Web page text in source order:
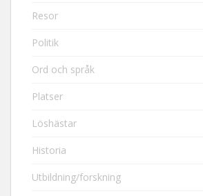
Resor
Politik
Ord och språk
Platser
Löshästar
Historia
Utbildning/forskning